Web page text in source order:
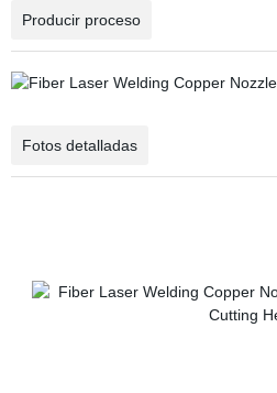
Producir proceso
Fotos detalladas